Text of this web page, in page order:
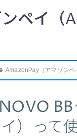
ペイ（
AmazonPay（アマゾンペ
BB
）って